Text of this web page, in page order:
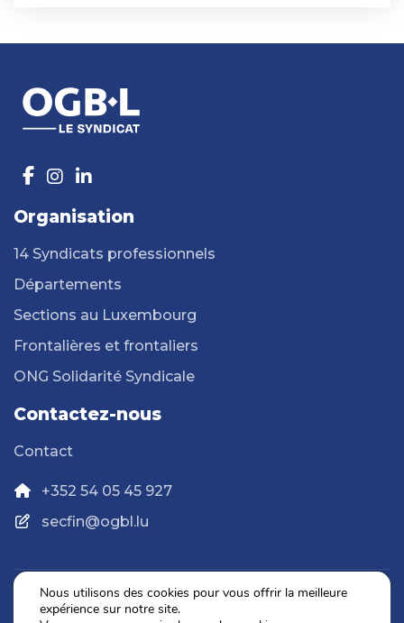
Organisation
14 Syndicats professionnels
Départements
Sections au Luxembourg
Frontalières et frontaliers
ONG Solidarité Syndicale
Contactez-nous
Contact
+352 54 05 45 927
secfin@ogbl.lu
Politique de confidentialité
Nous utilisons des cookies pour vous offrir la meilleure
expérience sur notre site.